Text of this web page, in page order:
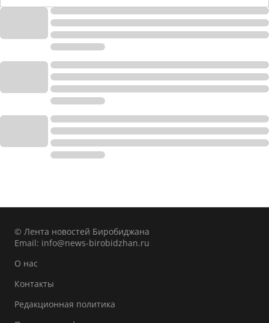
© Лента новостей Биробиджана
Email: info@news-birobidzhan.ru
О нас
Контакты
Редакционная политика